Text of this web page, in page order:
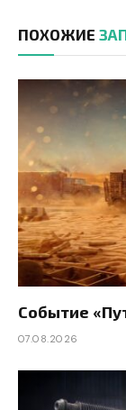
ПОХОЖИЕ
Событие
07.08.2026